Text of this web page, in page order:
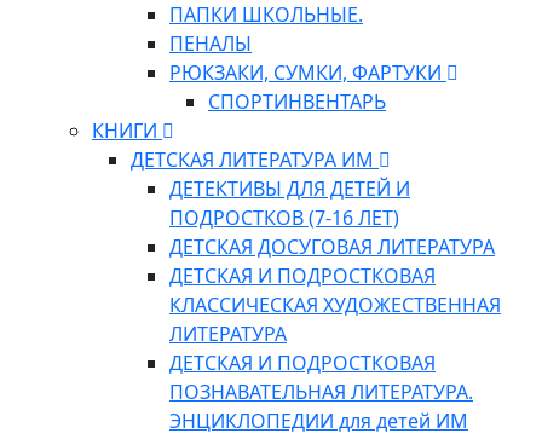
ПАПКИ ШКОЛЬНЫЕ.
ПЕНАЛЫ
РЮКЗАКИ, СУМКИ, ФАРТУКИ
СПОРТИНВЕНТАРЬ
КНИГИ
ДЕТСКАЯ ЛИТЕРАТУРА ИМ
ДЕТЕКТИВЫ ДЛЯ ДЕТЕЙ И
ПОДРОСТКОВ (7-16 ЛЕТ)
ДЕТСКАЯ ДОСУГОВАЯ ЛИТЕРАТУРА
ДЕТСКАЯ И ПОДРОСТКОВАЯ
КЛАССИЧЕСКАЯ ХУДОЖЕСТВЕННАЯ
ЛИТЕРАТУРА
ДЕТСКАЯ И ПОДРОСТКОВАЯ
ПОЗНАВАТЕЛЬНАЯ ЛИТЕРАТУРА.
ЭНЦИКЛОПЕДИИ для детей ИМ